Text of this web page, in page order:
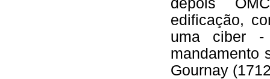
depois
edificação,
uma ciber -
mandamento
Gournay